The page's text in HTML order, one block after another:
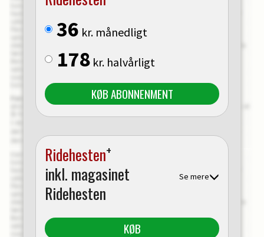
36 kr. månedligt
178 kr. halvårligt
KØB ABONNENMENT
Ridehesten+
inkl. magasinet
Ridehesten
Se mere
KØB